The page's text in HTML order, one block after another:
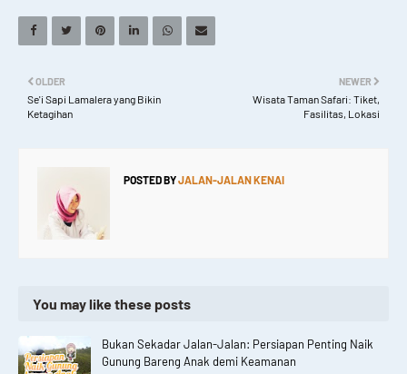
NEWER
Wisata Taman Safari: Tiket,
Fasilitas, Lokasi
OLDER
Se'i Sapi Lamalera yang Bikin
Ketagihan
POSTED BYJALAN-JALAN KENAI
You may like these posts
Bukan Sekadar Jalan-Jalan: Persiapan Penting Naik
Gunung Bareng Anak demi Keamanan